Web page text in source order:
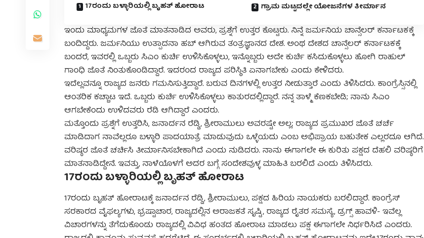
17ರಂದು ಬಳ್ಳಾರಿಯಲ್ಲಿ ಬೃಹತ್ ಹೋರಾಟ ಗ್ರಾಮ ಮಟ್ಟದಲ್ಲೇ ಯೋಜನೆಗಳ ತೀರ್ಮಾನ
ಇಂದು ಮಾಧ್ಯಮಗಳ ಜೊತೆ ಮಾತನಾಡಿದ ಅವರು, ಪ್ರಶ್ನೆಗೆ ಉತ್ತರ ಕೊಟ್ಟರು. ನಿನ್ನೆ ಜರ್ಮನಿಯ ಚಾನ್ಸೆಲರ್ ಕರ್ನಾಟಕಕ್ಕೆ
ಬಂದಿದ್ದರು. ಜರ್ಮನಿಯು ಉತ್ಪಾದನಾ ಹಬ್ ಆಗಿರುವ ತಂತ್ರಜ್ಞಾನದ ದೇಶ. ಅಂಥ ದೇಶದ ಚಾನ್ಸೆಲರ್ ಕರ್ನಾಟಕಕ್ಕೆ
ಬಂದರೆ, ಇವರಲ್ಲಿ ಒಬ್ಬರು ಸಿಎಂ ಕುರ್ಚಿ ಉಳಿಸಿಕೊಳ್ಳಲು, ಇನ್ನೊಬ್ಬರು ಅದೇ ಕುರ್ಚಿ ಕಸಿದುಕೊಳ್ಳಲು ಹೋಗಿ ರಾಹುಲ್
ಗಾಂಧಿ ಜೊತೆ ನಿಂತುಕೊಂಡಿದ್ದಾರೆ. ಇದರಂದ ರಾಜ್ಯದ ಪರಿಸ್ಥಿತಿ ಏನಾಗಬೇಕು ಎಂದು ಕೇಳಿದರು.
ಇದೆಲ್ಲವನ್ನೂ ರಾಜ್ಯದ ಜನರು ಗಮನಿಸುತ್ತಿದ್ದಾರೆ. ಬರುವ ದಿನಗಳಲ್ಲಿ ಉತ್ತರ ನೀಡುತ್ತಾರೆ ಎಂದು ತಿಳಿಸಿದರು. ಕಾಂಗ್ರೆಸ್ಸಿನಲ್ಲಿ
ಆಂತರಿಕ ಕಚ್ಚಾಟ ಇದೆ. ಒಬ್ಬರು ಕುರ್ಚಿ ಉಳಿಸಿಕೊಳ್ಳಲು ಕಾತುರದಲ್ಲಿದ್ದಾರೆ. ನನ್ನ ತಾಳ್ಮೆ ಕೆಣಕಬೇಡಿ; ನಾನು ಸಿಎಂ
ಆಗಬೇಕೆಂದು ಉಳಿದವರು ರೆಡಿ ಆಗಿದ್ದಾರೆ ಎಂದರು.
ಮತ್ತೊಂದು ಪ್ರಶ್ನೆಗೆ ಉತ್ತರಿಸಿ, ಜನಾರ್ದನ ರೆಡ್ಡಿ, ಶ್ರೀರಾಮುಲು ಅವರಷ್ಟೇ ಅಲ್ಲ; ರಾಜ್ಯದ ಪ್ರಮುಖರ ಜೊತೆ ಚರ್ಚೆ
ಮಾಡಿದಾಗ ನಾವೆಲ್ಲರೂ ಬಳ್ಳಾರಿ ಪಾದಯಾತ್ರೆ ಮಾಡುವುದು ಒಳ್ಳೆಯದು ಎಂಬ ಅಭಿಪ್ರಾಯ ಬಹುತೇಕ ಎಲ್ಲರದೂ ಆಗಿದೆ.
ವರಿಷ್ಠರ ಜೊತೆ ಚರ್ಚಿಸಿ ತೀರ್ಮಾನಿಸಬೇಕಾಗಿದೆ ಎಂದು ನುಡಿದರು. ನಾನು ಈಗಾಗಲೇ ಈ ಕುರಿತು ಪಕ್ಷದ ದೆಹಲಿ ವರಿಷ್ಠರಿಗೆ
ಮಾತನಾಡಿದ್ದೇನೆ. ಇವತ್ತು, ನಾಳೆಯೊಳಗೆ ಅದರ ಬಗ್ಗೆ ಸಂದೇಶವುಳ್ಳ ಮಾಹಿತಿ ಬರಲಿದೆ ಎಂದು ತಿಳಿಸಿದರು.
17ರಂದು ಬಳ್ಳಾರಿಯಲ್ಲಿ ಬೃಹತ್ ಹೋರಾಟ
17ರಂದು ಬೃಹತ್ ಹೋರಾಟಕ್ಕೆ ಜನಾರ್ದನ ರೆಡ್ಡಿ, ಶ್ರೀರಾಮುಲು, ಪಕ್ಷದ ಹಿರಿಯ ನಾಯಕರು ಬರಲಿದ್ದಾರೆ. ಕಾಂಗ್ರೆಸ್
ಸರಕಾರದ ವೈಫಲ್ಯಗಳು, ಭ್ರಷ್ಟಾಚಾರ, ರಾಜ್ಯದಲ್ಲಿನ ಅರಾಜಕತೆ ಸೃಷ್ಟಿ, ರಾಜ್ಯದ ರೈತರ ಸಮಸ್ಯೆ, ಡ್ರಗ್ಸ್ ಹಾವಳಿ- ಇವೆಲ್ಲ
ವಿಚಾರಗಳನ್ನು ತೆಗೆದುಕೊಂಡು ರಾಜ್ಯದಲ್ಲಿ ವಿವಿಧ ಹಂತದ ಹೋರಾಟ ಮಾಡಲು ಪಕ್ಷ ಈಗಾಗಲೇ ನಿರ್ಧರಿಸಿದೆ ಎಂದರು.